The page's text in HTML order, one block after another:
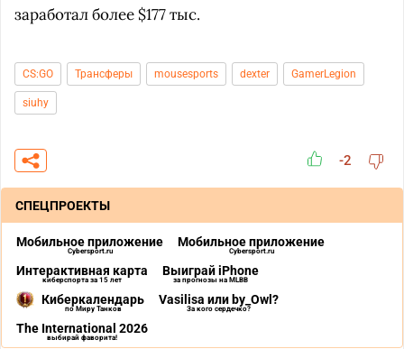
заработал более $177 тыс.
CS:GO Трансферы mousesports dexter GamerLegion
siuhy
-2
СПЕЦПРОЕКТЫ
Мобильное приложение
Cybersport.ru
Мобильное приложение
Cybersport.ru
Интерактивная карта
киберспорта за 15 лет
Выиграй iPhone
за прогнозы на MLBB
Киберкалендарь
по Миру Танков
Vasilisa или by_Owl?
За кого сердечко?
The International 2026
выбирай фаворита!